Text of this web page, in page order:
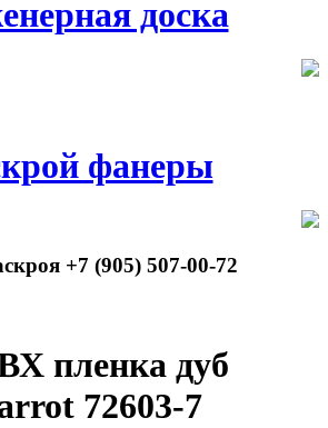
доска
фанеры
+7 (905) 507-00-72
пленка дуб
72603-7